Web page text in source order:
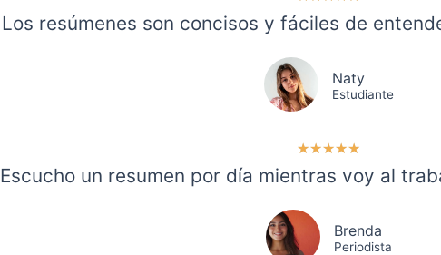
/
Los resúmenes son concisos y fáciles de
Naty
Estudiante
★★★★★
/
Escucho un resumen por día mientras voy al
Brenda
Periodista